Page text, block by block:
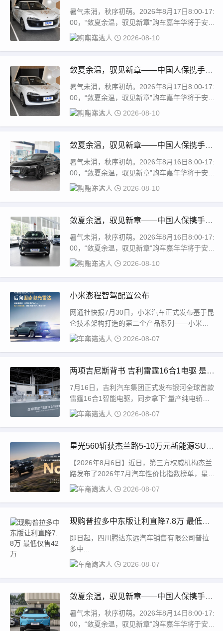
州市英豪汽车购车嘉年华
暑气未消，秋序初萌。2026年8月17日8:00-17:
00，“敛夏余温，驭见新章”购车嘉年华将于安徽
省亳州市工业园区（春雨汽车...
购车达人 2026-08-10
敛夏余温，驭见新章——中国人保携手亳
州零动汽车购车嘉年华
暑气未消，秋序初萌。2026年8月17日8:00-17:
00，“敛夏余温，驭见新章”购车嘉年华将于安徽
省亳州市谯城区开发区春雨汽...
购车达人 2026-08-10
敛夏余温，驭见新章——中国人保携手宣
城源浩汽车购车嘉年华
暑气未消，秋序初萌。2026年8月16日8:00-17:
00，“敛夏余温，驭见新章”购车嘉年华将于安徽
省宣城市飞彩办事处玉荷路5...
购车达人 2026-08-10
敛夏余温，驭见新章——中国人保携手宣
城丰迪汽车购车嘉年华
暑气未消，秋序初萌。2026年8月16日8:00-17:
00，“敛夏余温，驭见新章”购车嘉年华将于安徽
省宣城市飞彩办事处鸿越大道...
购车达人 2026-08-10
小米澎程智驾配置公布
网通社快报7月30日，小米汽车正式发布基于昆
仑技术架构打造的第二个产品系列——小米澎
程（SkyNomad）智能可变大空间SUV。...
车商达人 2026-08-07
两项吉尼斯背书 吉利雷霆16合1电驱 是技
术破局 还是参数内卷
7月16日，吉利汽车集团正式发布银河全球首款
雷霆16合1智能电驱，同步拿下“量产纯电轿车
环青海湖最低能耗”与“湿滑路面最长连续双...
车商达人 2026-08-07
星光560斩获杰兰路5-10万元新能源SUV
性价比指数第一
【2026年8月6日】近日，第三方权威机构杰兰
路发布了2026年7月汽车性价比指数榜单，星光
560凭借扎实的综合实力，在5-10...
车商达人 2026-08-07
现购普拉多中东版让利直降7.8万 最低仅
售42万
即日起，四川腾达东远汽车销售有限公司普拉
多中...
车商达人
2026-08-07
敛夏余温，驭见新章——中国人保携手马
鞍山伟鹏汽车购车嘉年华
暑气未消，秋序初萌。2026年8月14日8:00-17:
00，“敛夏余温，驭见新章”购车嘉年华将于安徽